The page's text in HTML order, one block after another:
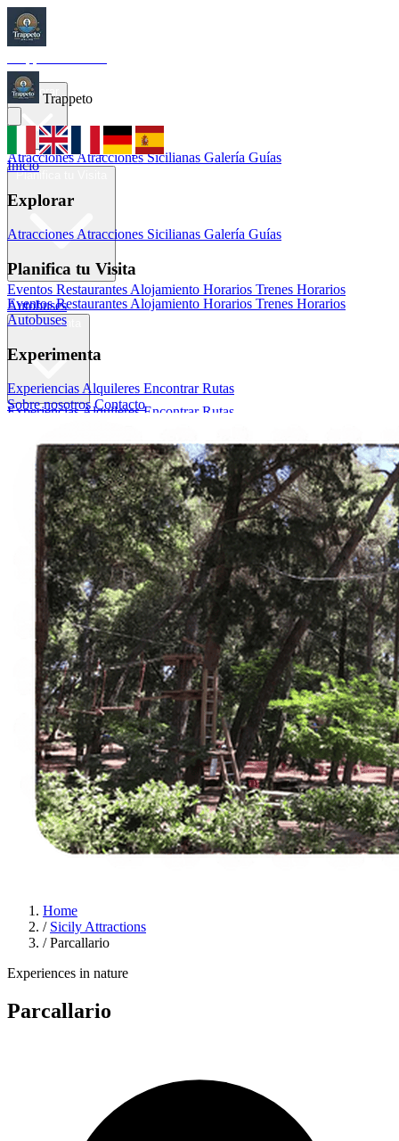
Inicio
AtraccionesAtracciones Sicilianas Galería Guías
Eventos Restaurantes Alojamiento Horarios Trenes Horarios
Autobuses
ExperienciasAlquileresEncontrar Rutas
Italiano English Français Deutsch Español
Menu
Trappeto
Inicio
Explorar
AtraccionesAtracciones Sicilianas Galería Guías
Planifica tu Visita
Eventos Restaurantes Alojamiento Horarios Trenes Horarios
Autobuses
Experimenta
Experiencias Alquileres Encontrar Rutas
Sobre nosotros Contacto
Home
/ Sicily Attractions
/ Parcallario
Experiences in nature
Parcallario